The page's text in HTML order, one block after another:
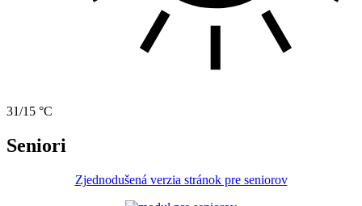
31/15 °C
Seniori
Zjednodušená verzia stránok pre seniorov